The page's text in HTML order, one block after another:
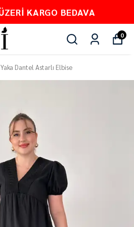
PEŞİN
0
Yaka Dantel Astarlı Elbise